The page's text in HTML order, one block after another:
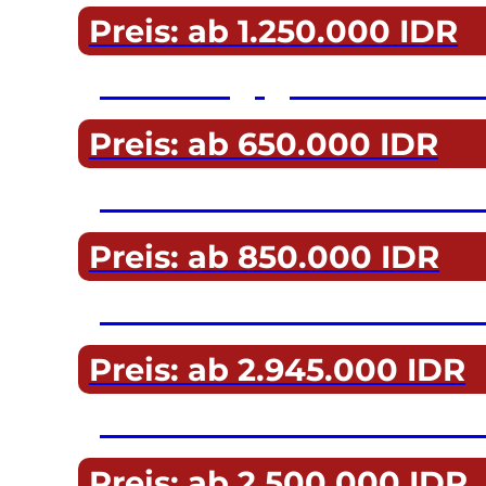
Preis: ab 1.250.000 IDR
Preis: ab 650.000 IDR
Preis: ab 850.000 IDR
Preis: ab 2.945.000 IDR